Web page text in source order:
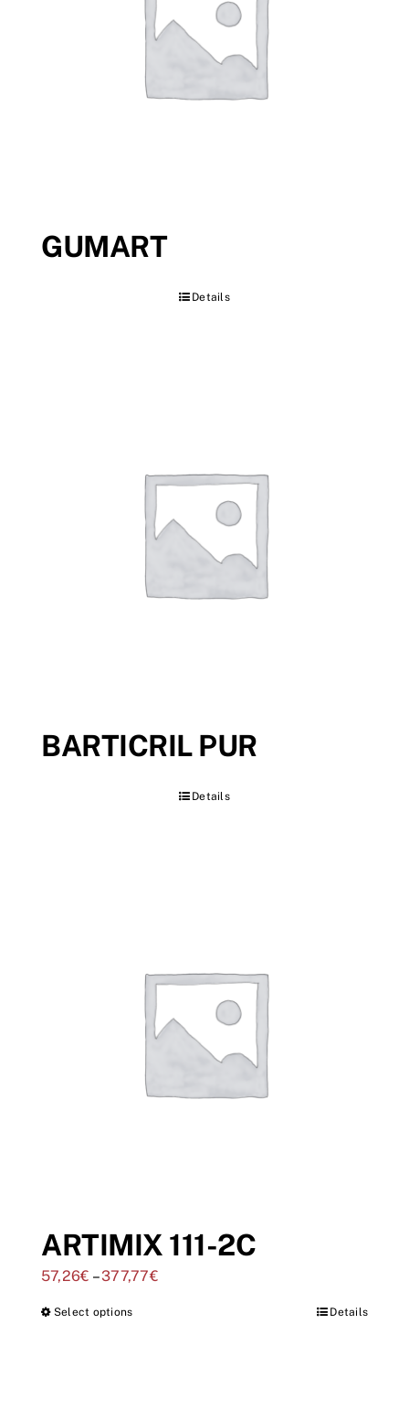
GUMART
Details
BARTICRIL PUR
Details
ARTIMIX 111-2C
57,26€ –377,77€
Select options Details